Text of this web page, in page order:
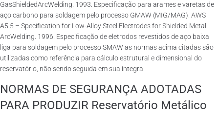
GasShieldedArcWelding. 1993. Especificação para arames e varetas de
aço carbono para soldagem pelo processo GMAW (MIG/MAG). AWS
A5.5 – Specification for Low-Alloy Steel Electrodes for Shielded Metal
ArcWelding. 1996. Especificação de eletrodos revestidos de aço baixa
liga para soldagem pelo processo SMAW as normas acima citadas são
utilizadas como referência para cálculo estrutural e dimensional do
reservatório, não sendo seguida em sua íntegra.
NORMAS DE SEGURANÇA ADOTADAS
PARA PRODUZIR Reservatório Metálico